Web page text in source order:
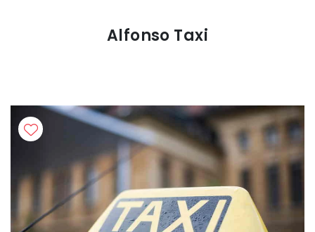
Alfonso Taxi